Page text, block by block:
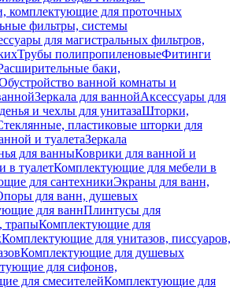
комплектующие для проточных
фильтры, системы
для магистральных фильтров,
Трубы полипропиленовыеФитинги
баки,
ванной комнаты и
Зеркала для ваннойАксессуары для
и чехлы для унитазаШторки,
пластиковые шторки для
и туалетаЗеркала
для ванныКоврики для ванной и
в туалетКомплектующие для мебели в
для сантехникиЭкраны для ванн,
для ванн, душевых
для ваннПлинтусы для
трапыКомплектующие для
Комплектующие для унитазов, писсуаров,
Комплектующие для душевых
для сифонов,
для смесителейКомплектующие для